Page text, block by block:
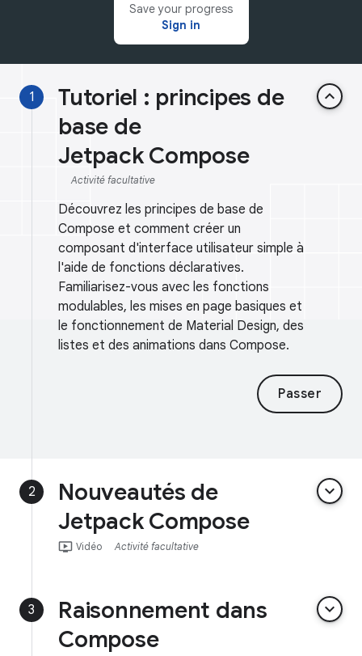
Save your progress
Sign in
1
Tutoriel : principes de
base de
Jetpack Compose
keyboard_arrow_up
Activité facultative
Découvrez les principes de base de
Compose et comment créer un
composant d'interface utilisateur simple à
l'aide de fonctions déclaratives.
Familiarisez-vous avec les fonctions
modulables, les mises en page basiques et
le fonctionnement de Material Design, des
listes et des animations dans Compose.
Passer
2
Nouveautés de
Jetpack Compose
keyboard_arrow_down
ondemand_video Vidéo Activité facultative
3
Raisonnement dans
Compose
keyboard_arrow_down